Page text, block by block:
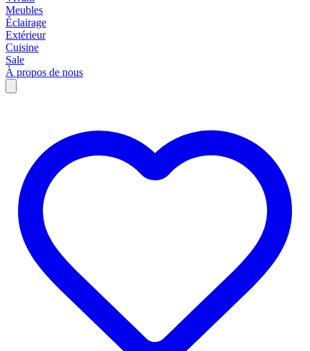
Meubles
Éclairage
Extérieur
Cuisine
Sale
À propos de nous